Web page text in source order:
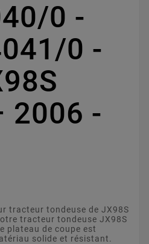
0 -
0 -
2006 -
tracteur tondeuse de JX98S
tracteur tondeuse JX98S
plateau de coupe est
solide et résistant.